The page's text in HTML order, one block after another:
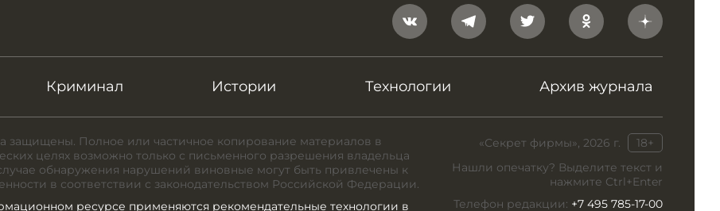
Криминал Истории Технологии Архив журнала
«Секрет фирмы», 2026 г.
18+
Нашли опечатку? Выделите текст и
нажмите Ctrl+Enter
Телефон редакции: +7 495 785-17-00
защищены. Полное или частичное копирование материалов в
целях возможно только с письменного разрешения владельца
обнаружения нарушений виновные могут быть привлечены к
в соответствии с законодательством Российской Федерации.
ресурсе применяются рекомендательные технологии в